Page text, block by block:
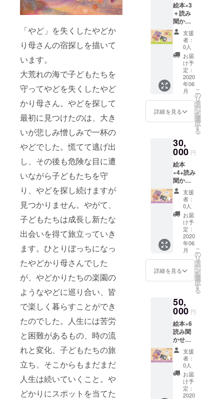
「やど」を失くしたやどか
り母さんの宿探しを描いて
います。
大荒れの海で子どもたちを
守ってやどを失くしたやど
かり母さん。やどを探して
最初に見つけたのは、大き
いが悲しみ憎しみで一杯の
やどでした。慌てて逃げ出
し、その後も危険な目に遭
いながら子どもたちを守
り、やどを探し続けますが
見つかりません。やがて、
子どもたちは成長し新たな
出会いを得て旅立っていき
ます。ひとりぼっちになっ
たやどかり母さんでした
が、やどかりたちの楽園の
ようなやどに巡り合い、皆
で楽しく暮らすことができ
たのでした。人生には苦労
と困難があるもの、時の流
れと変化、子どもたちの旅
立ち、そこからもまだまだ
人生は続いていくこと。や
どかりにスポットを当てた
定休
日：木
曜日
絵本×3
＋読み
聞かせ
CD×3+
まん
ま・る
カフェ
ご利用
券×2+お
礼の手
んま・
るカ
フェご
利用券1
ランチ1
食（約
1,000円
相当）
とお引
換えい
ただけ
ます。
有効期
限2020
年12月
31日ま
んま・
る所在
地 宮城
県登米
1 営業
時間：
14:00
定休
日：木
曜日
支援
者：
0人
お届
け予
定：
2020
年06
月
詳細を見る
こ
の
リ
タ
ー
ン
を
選
択
す
る
30,
000 円
絵本
×4+読み
聞かせ
CD×4+
お礼の
手紙+完
全有機
無農薬
玄米3kg
支援
者：
0人
お届
け予
定：
2020
年06
月
詳細を見る
こ
の
リ
タ
ー
ン
を
選
択
す
る
50,
000 円
絵本×6
読み聞
かせ
CD×6+
お礼の
手紙+完
全機無
農薬玄
米5kg
支援
者：
0人
お届
け予
定：
2020